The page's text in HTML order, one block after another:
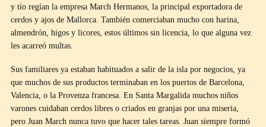
y tío regían la empresa March Hermanos, la principal exportadora de
cerdos y ajos de Mallorca. También comerciaban mucho con harina,
almendrón, higos y licores, estos últimos sin licencia, lo que alguna vez
les acarreó multas.
Sus familiares ya estaban habituados a salir de la isla por negocios, ya
que muchos de sus productos terminaban en los puertos de Barcelona,
Valencia, o la Provenza francesa. En Santa Margalida muchos niños
varones cuidaban cerdos libres o criados en granjas por una miseria,
pero Juan March nunca tuvo que hacer tales tareas. Juan siempre formó